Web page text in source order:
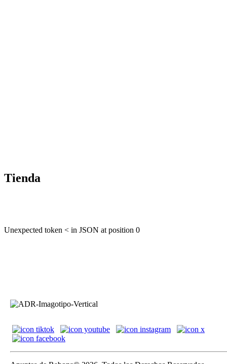
Tienda
Unexpected token < in JSON at position 0